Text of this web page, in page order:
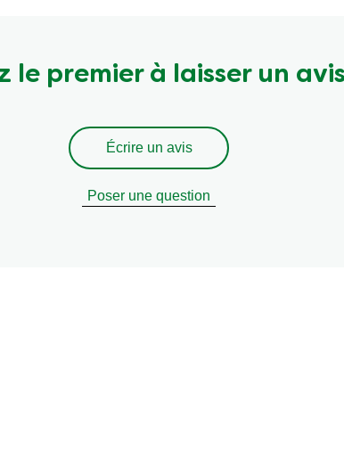
le premier à laisser un
Écrire un avis
Poser une question